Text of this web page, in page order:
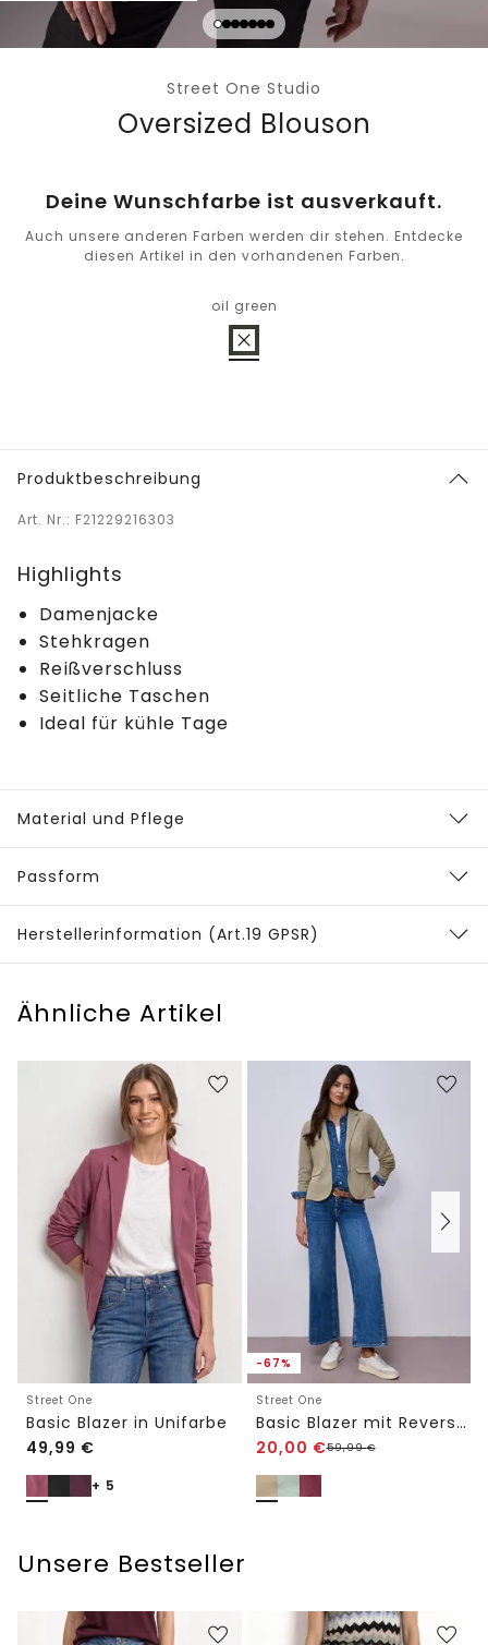
Street One Studio
Oversized Blouson
Deine Wunschfarbe ist ausverkauft.
Auch unsere anderen Farben werden dir stehen. Entdecke
diesen Artikel in den vorhandenen Farben.
oil green
Produktbeschreibung
Art. Nr.: F21229216303
Highlights
Damenjacke
Stehkragen
Reißverschluss
Seitliche Taschen
Ideal für kühle Tage
Material und Pflege
Passform
Herstellerinformation (Art.19 GPSR)
Ähnliche Artikel
Street One
Basic Blazer in Unifarbe
49,99 €
+ 5
-67%
Street One
Basic Blazer mit Reverskragen
20,00 €59,99€
Unsere Bestseller